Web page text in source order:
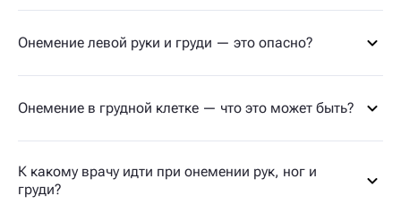
Онемение левой руки и груди — это опасно?
Онемение в грудной клетке — что это может быть?
К какому врачу идти при онемении рук, ног и
груди?